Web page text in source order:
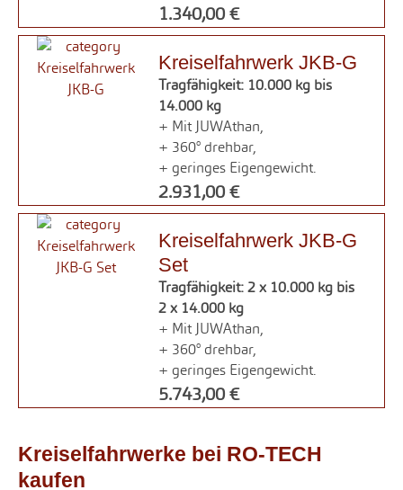
1.340,00 €
Kreiselfahrwerk JKB-G
Tragfähigkeit: 10.000 kg bis
14.000 kg
+ Mit JUWAthan,
+ 360° drehbar,
+ geringes Eigengewicht.
2.931,00 €
Kreiselfahrwerk JKB-G
Set
Tragfähigkeit: 2 x 10.000 kg bis
2 x 14.000 kg
+ Mit JUWAthan,
+ 360° drehbar,
+ geringes Eigengewicht.
5.743,00 €
Kreiselfahrwerke bei RO-TECH
kaufen